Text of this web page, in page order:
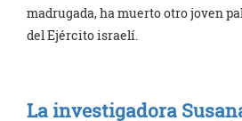
madrugada, ha muerto otro joven
del Ejército israelí.
La investigadora